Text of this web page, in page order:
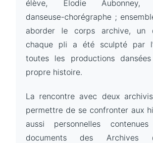
élève, Élodie Aubonney,
danseuse-chorégraphe ;
aborder le corps archive, un
chaque pli a été sculpté par
toutes les productions
propre histoire.
La rencontre avec deux
permettre de se confronter aux
aussi personnelles
documents des Archives